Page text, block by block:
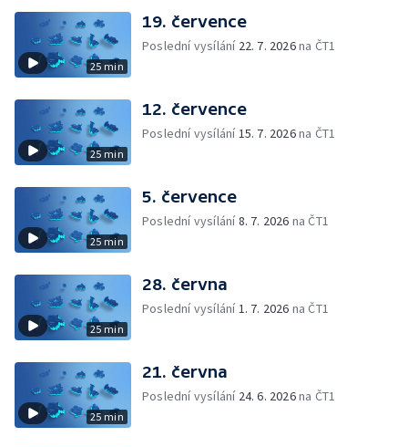
25 min
19. července
Poslední vysílání 22. 7. 2026na ČT1
25 min
12. července
Poslední vysílání15. 7. 2026na ČT1
25 min
5. července
Poslední vysílání8. 7. 2026 na ČT1
25 min
28. června
Poslední vysílání1. 7. 2026 na ČT1
25 min
21. června
Poslední vysílání 24. 6. 2026na ČT1